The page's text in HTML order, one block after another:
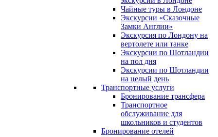
Чайные туры в Лондоне
Экскурсии «Сказочные
Замки Англии»
Экскурсия по Лондону на
вертолете или танке
Экскурсии по Шотландии
на пол дня
Экскурсии по Шотландии
на целый день
Транспортные услуги
Бронирование трансфера
Транспортное
обслуживание для
школьников и студентов
Бронирование отелей